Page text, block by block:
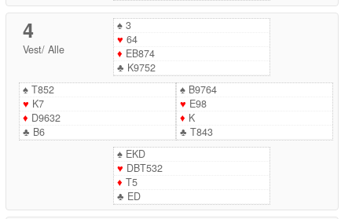
4
Vest/ Alle
♠3
♥ 64
♦ EB874
♣ K9752
♠T852
♥ K7
♦ D9632
♣ B6
♠B9764
♥ E98
♦ K
♣ T843
♠EKD
♥ DBT532
♦ T5
♣ ED